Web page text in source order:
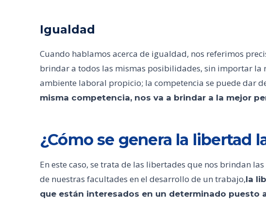
Igualdad
Cuando hablamos acerca de igualdad, nos referimos
brindar a todos las mismas posibilidades, sin importar la
ambiente laboral propicio; la competencia se puede dar
misma competencia, nos va a brindar a la mejor
¿Cómo se genera la libertad
En este caso, se trata de las libertades que nos brindan
de nuestras facultades en el desarrollo de un trabajo,la
que están interesados en un determinado puesto